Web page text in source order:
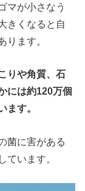
マが小さなう
きくなると自
ります。
りや角質、石
には約120万個
ます。
菌に害がある
ています。